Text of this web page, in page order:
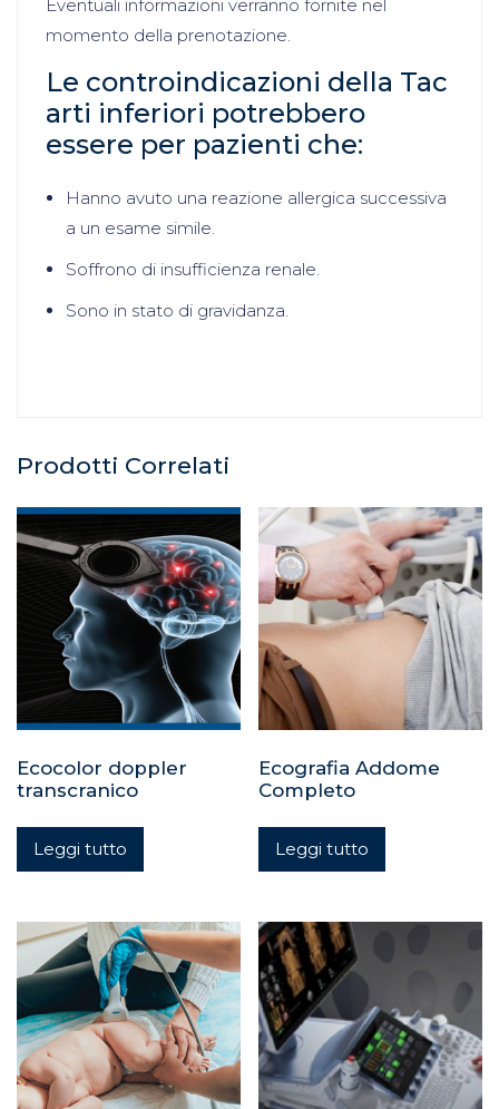
Eventuali informazioni verranno fornite nel
momento della prenotazione.
Le controindicazioni della Tac
arti inferiori potrebbero
essere per pazienti che:
Hanno avuto una reazione allergica successiva
a un esame simile.
Soffrono di insufficienza renale.
Sono in stato di gravidanza.
Prodotti Correlati
Ecocolor doppler
transcranico
Leggi tutto
Ecografia Addome
Completo
Leggi tutto